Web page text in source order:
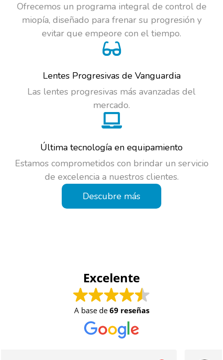
Ofrecemos un programa integral de control de
miopía, diseñado para frenar su progresión y
evitar que empeore con el tiempo.
Lentes Progresivas de Vanguardia
Las lentes progresivas más avanzadas del
mercado.
Última tecnología en equipamiento
Estamos comprometidos con brindar un servicio
de excelencia a nuestros clientes.
Descubre más
Excelente
A base de 69 reseñas